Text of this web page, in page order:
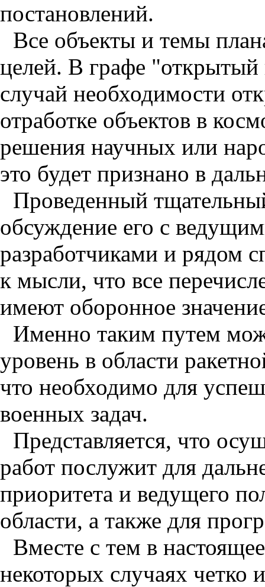
постановлений.
Все объекты и темы
целей. В графе "открытый
случай необходимости
отработке объектов в
решения научных или
это будет признано в
Проведенный
обсуждение его с
разработчиками и рядом
к мысли, что все
имеют оборонное
Именно таким путем
уровень в области
что необходимо для
военных задач.
Представляется, что
работ послужит для
приоритета и ведущего
области, а также для
Вместе с тем в
некоторых случаях четко